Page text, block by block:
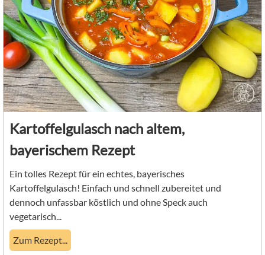
Kartoffelgulasch nach altem,
bayerischem Rezept
Ein tolles Rezept für ein echtes, bayerisches
Kartoffelgulasch! Einfach und schnell zubereitet und
dennoch unfassbar köstlich und ohne Speck auch
vegetarisch...
Zum Rezept...